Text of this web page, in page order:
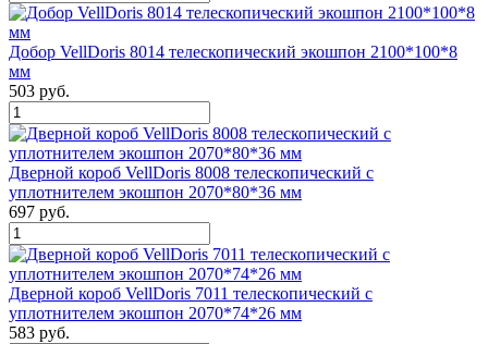
Добор VellDoris 8014 телескопический экошпон 2100*100*8
мм
503 руб.
Дверной короб VellDoris 8008 телескопический с
уплотнителем экошпон 2070*80*36 мм
697 руб.
Дверной короб VellDoris 7011 телескопический с
уплотнителем экошпон 2070*74*26 мм
583 руб.